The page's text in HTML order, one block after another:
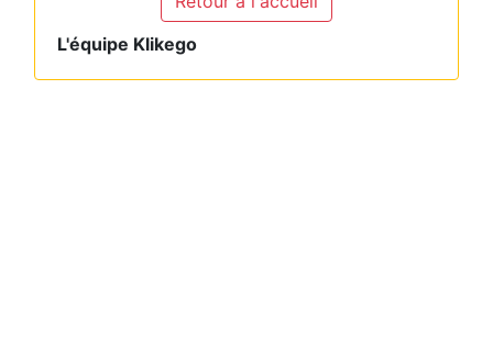
L'équipe Klikego